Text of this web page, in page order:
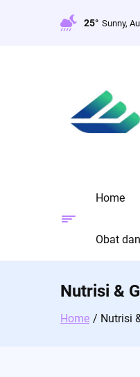
25° Sunny,
Home
Obat
Nutrisi &
Home Nutrisi